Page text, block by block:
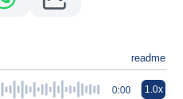
readme
0:00 1.0x